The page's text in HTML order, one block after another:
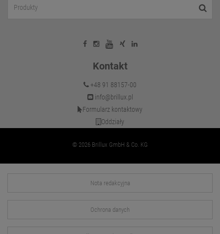
Kontakt
+48 91 88157-00
info@brillux.pl
Formularz kontaktowy
Oddziały
© 2026 Brillux GmbH & Co. KG
Nota redakcyjna
Ochrona danych